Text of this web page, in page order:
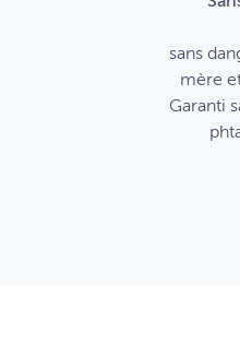
sans
mère
Garanti